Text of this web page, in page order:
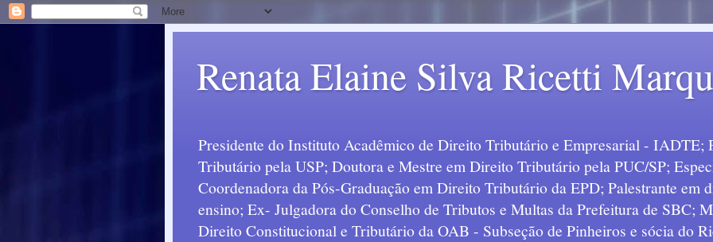
Renata Elaine Silva Ricetti
Presidente do Instituto Acadêmico de Direito Tributário e Empresarial - IADTE;
Tributário pela USP; Doutora e Mestre em Direito Tributário pela PUC/SP;
Coordenadora da Pós-Graduação em Direito Tributário da EPD; Palestrante em
ensino; Ex- Julgadora do Conselho de Tributos e Multas da Prefeitura de SBC;
Direito Constitucional e Tributário da OAB - Subseção de Pinheiros e sócia do